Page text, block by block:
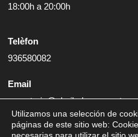
18:00h a 20:00h
Telèfon
936580082
Email
secretaria@cbviladecans.cat
Utilizamos una selección de
páginas de este sitio web: